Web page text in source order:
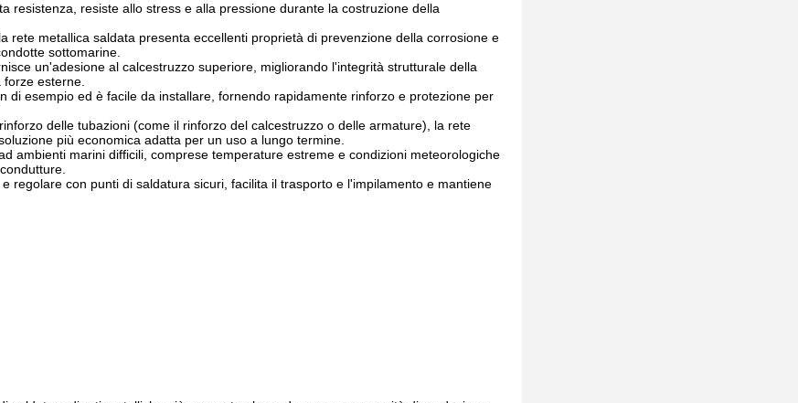
resistenza, resiste allo stress e alla pressione durante la costruzione della
rete metallica saldata presenta eccellenti proprietà di prevenzione della corrosione e
sottomarine.
un'adesione al calcestruzzo superiore, migliorando l'integrità strutturale della
esterne.
esempio ed è facile da installare, fornendo rapidamente rinforzo e protezione per
delle tubazioni (come il rinforzo del calcestruzzo o delle armature), la rete
più economica adatta per un uso a lungo termine.
ambienti marini difficili, comprese temperature estreme e condizioni meteorologiche
regolare con punti di saldatura sicuri, facilita il trasporto e l'impilamento e mantiene